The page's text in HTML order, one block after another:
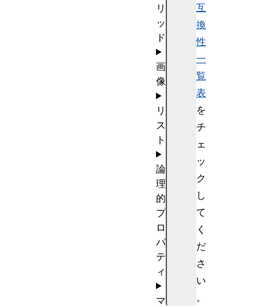
互
換
性
一
覧
表
を
チ
ェ
ッ
ク
し
て
く
だ
さ
い
。
リ
ッ
ド
画
像
リ
ス
ト
論
理
的
プ
ロ
パ
テ
ィ
マ